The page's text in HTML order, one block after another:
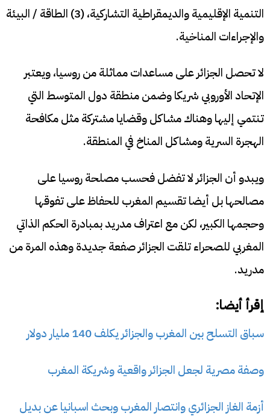
التنمية الإقليمية والديمقراطية التشاركية، (3) الطاقة / البيئة
والإجراءات المناخية.
لا تحصل الجزائر على مساعدات مماثلة من روسيا، ويعتبر
الإتحاد الأوروبي شريكا وضمن منطقة دول المتوسط التي
تنتمي إليها وهناك مشاكل وقضايا مشتركة مثل مكافحة
الهجرة السرية ومشاكل المناخ في المنطقة.
ويبدو أن الجزائر لا تفضل فحسب مصلحة روسيا على
مصالحها بل أيضا تقسيم المغرب للحفاظ على تفوقها
وحجمها الكبير، لكن مع اعتراف مدريد بمبادرة الحكم الذاتي
المغربي للصحراء تلقت الجزائر صفعة جديدة وهذه المرة من
مدريد.
إقرأ أيضا:
سباق التسلح بين المغرب والجزائر يكلف 140 مليار دولار
وصفة مصرية لجعل الجزائر واقعية وشريكة المغرب
أزمة الغاز الجزائري وانتصار المغرب وبحث اسبانيا عن بديل